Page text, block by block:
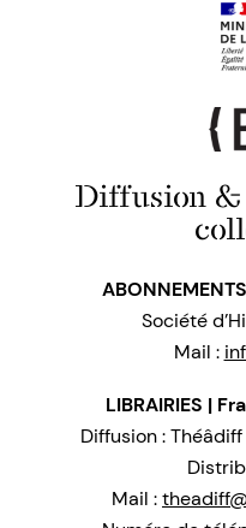
Diffusion &
Société
Mail :
LIBRAIRIES |
Diffusion :
Mail :